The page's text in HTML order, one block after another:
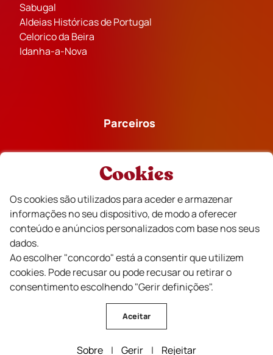
Sabugal
Aldeias Históricas de Portugal
Celorico da Beira
Idanha-a-Nova
Parceiros
Financiado
Cookies
Os cookies são utilizados para aceder e armazenar
informações no seu dispositivo, de modo a oferecer
conteúdo e anúncios personalizados com base nos seus
dados.
Ao escolher "concordo" está a consentir que utilizem
cookies. Pode recusar ou pode recusar ou retirar o
consentimento escolhendo "Gerir definições".
Aceitar
Sobre | Gerir | Rejeitar